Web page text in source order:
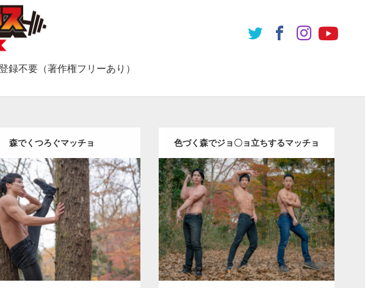
録不要（著作権フリーあり）
森でくつろぐマッチョ
Update:2022.01.20
紅葉とマッチョ inori
細マッチョ) 上腕三頭筋
ロード
色づく森でジョ〇ョ立ちするマッチョ
Update:2022.01.22
Category:紅葉とマッチョ inori
AKIHITO(細マッチョ) SOSUKE 外資系
筋肉
腹筋
ダウンロード